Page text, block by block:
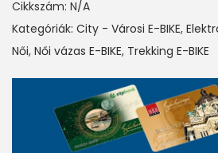
Cikkszám: N/A
Kategóriák: City - Városi E-BIKE,
Női, Női vázas E-BIKE, Trekking E-BIKE